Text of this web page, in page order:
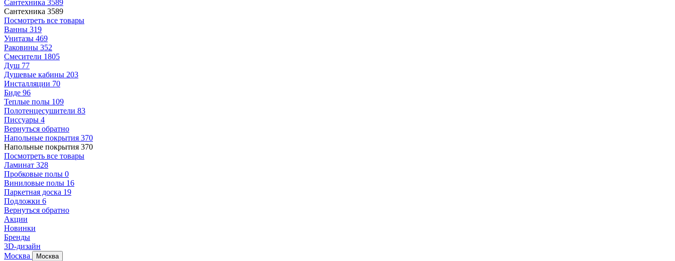
Сантехника 3589
Сантехника 3589
Посмотреть все товары
Ванны 319
Унитазы 469
Раковины 352
Смесители 1805
Душ 77
Душевые кабины 203
Инсталляции 70
Биде 96
Теплые полы 109
Полотенцесушители 83
Писсуары 4
Вернуться обратно
Напольные покрытия 370
Напольные покрытия 370
Посмотреть все товары
Ламинат 328
Пробковые полы 0
Виниловые полы 16
Паркетная доска 19
Подложки 6
Вернуться обратно
Акции
Новинки
Бренды
3D-дизайн
Москва
Москва